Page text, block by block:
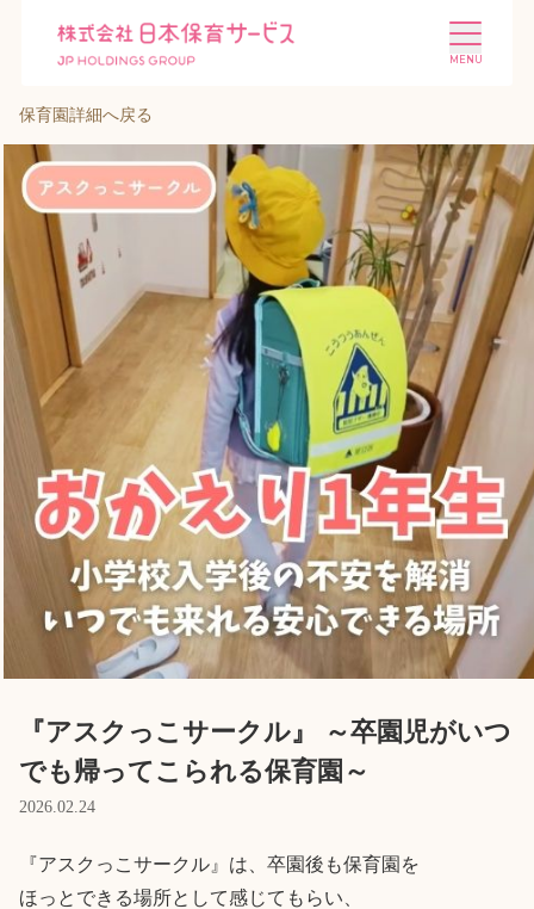
施設を探す 選ばれる理由
会社概要 ニュース
投資家情報 採用情報
Language
ホーム
利用者の声
プライバシーポリシー
保育園詳細へ戻る
『アスクっこサークル』 ～卒園児がいつ
でも帰ってこられる保育園～
2026.02.24
『アスクっこサークル』は、卒園後も保育園を
ほっとできる場所として感じてもらい、